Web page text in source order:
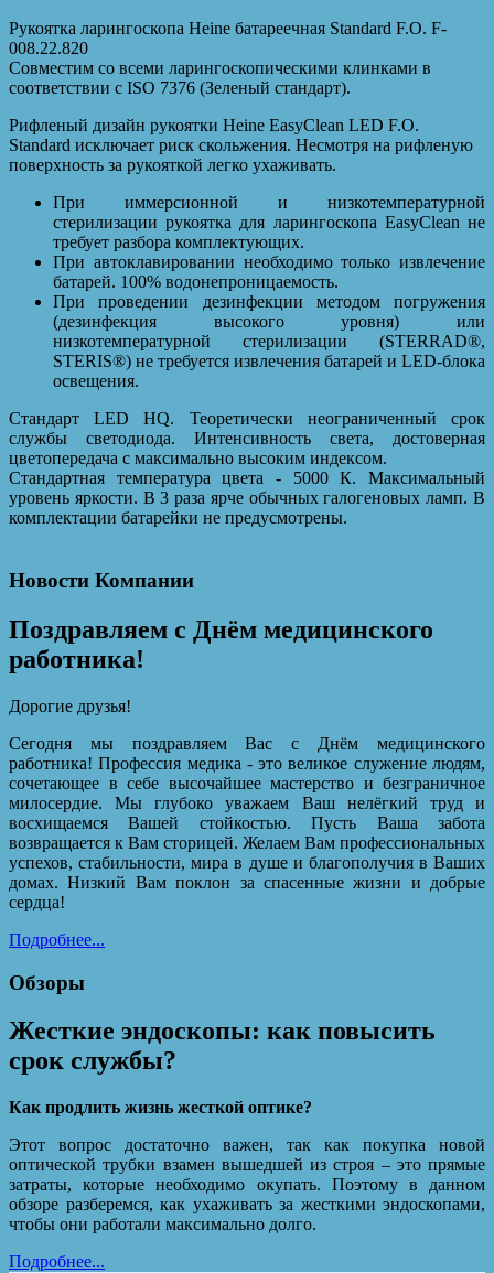
Рукоятка ларингоскопа Heine батареечная Standard F.O. F-
008.22.820
Совместим со всеми ларингоскопическими клинками в
соответствии с ISO 7376 (Зеленый стандарт).
Рифленый дизайн рукоятки Heine EasyClean LED F.O.
Standard исключает риск скольжения. Несмотря на рифленую
поверхность за рукояткой легко ухаживать.
При иммерсионной и низкотемпературной
стерилизации рукоятка для ларингоскопа EasyClean не
требует разбора комплектующих.
При автоклавировании необходимо только извлечение
батарей. 100% водонепроницаемость.
При проведении дезинфекции методом погружения
(дезинфекция высокого уровня) или
низкотемпературной стерилизации (STERRAD®,
STERIS®) не требуется извлечения батарей и LED-блока
освещения.
Стандарт LED HQ. Теоретически неограниченный срок
службы светодиода. Интенсивность света, достоверная
цветопередача с максимально высоким индексом.
Стандартная температура цвета - 5000 К. Максимальный
уровень яркости. В 3 раза ярче обычных галогеновых ламп. В
комплектации батарейки не предусмотрены.
Новости Компании
Поздравляем с Днём медицинского
работника!
Дорогие друзья!
Сегодня мы поздравляем Вас с Днём медицинского
работника! Профессия медика - это великое служение людям,
сочетающее в себе высочайшее мастерство и безграничное
милосердие. Мы глубоко уважаем Ваш нелёгкий труд и
восхищаемся Вашей стойкостью. Пусть Ваша забота
возвращается к Вам сторицей. Желаем Вам профессиональных
успехов, стабильности, мира в душе и благополучия в Ваших
домах. Низкий Вам поклон за спасенные жизни и добрые
сердца!
Подробнее...
Обзоры
Жесткие эндоскопы: как повысить
срок службы?
Как продлить жизнь жесткой оптике?
Этот вопрос достаточно важен, так как покупка новой
оптической трубки взамен вышедшей из строя – это прямые
затраты, которые необходимо окупать. Поэтому в данном
обзоре разберемся, как ухаживать за жесткими эндоскопами,
чтобы они работали максимально долго.
Подробнее...